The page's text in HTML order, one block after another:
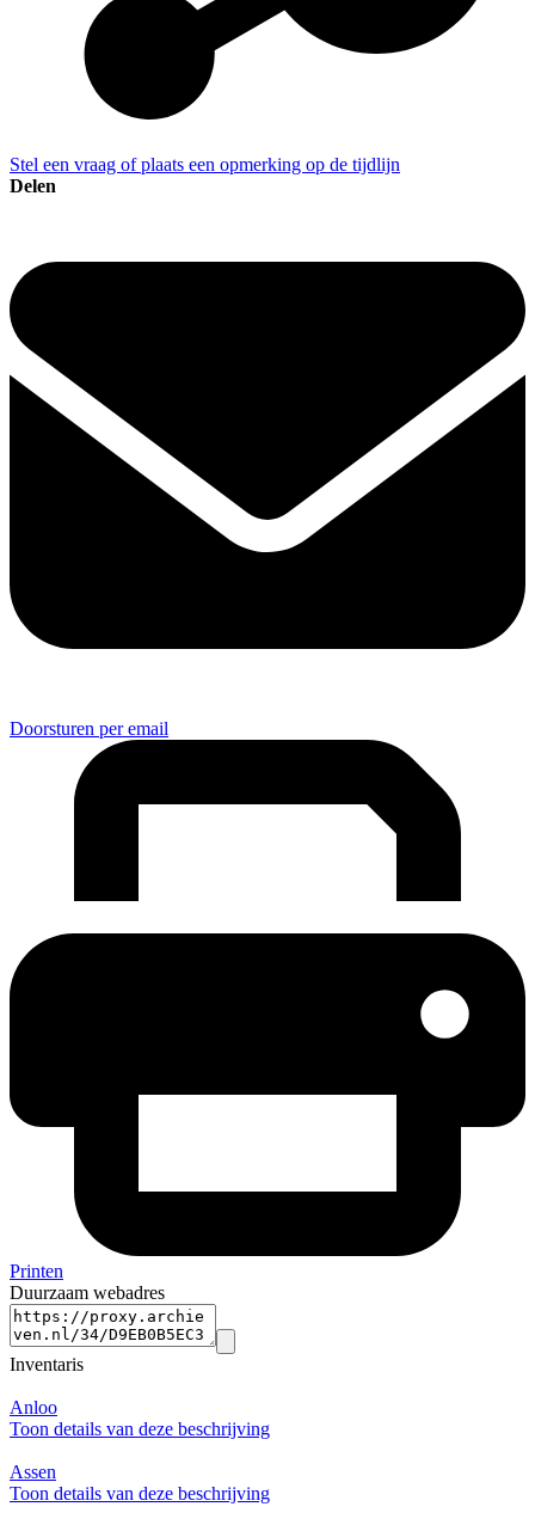
Stel een vraag of plaats een opmerking op de tijdlijn
Delen
Doorsturen per email
Printen
Duurzaam webadres
Inventaris
Anloo
Toon details van deze beschrijving
Assen
Toon details van deze beschrijving